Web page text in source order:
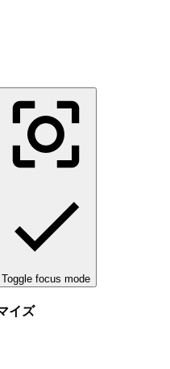
Toggle focus mode
イズ